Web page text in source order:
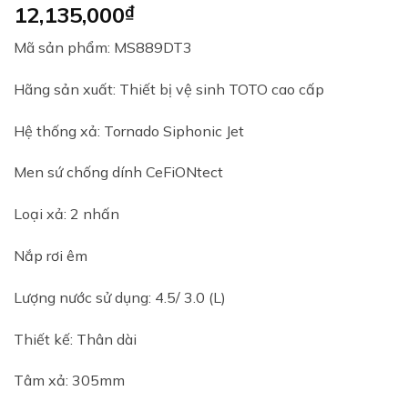
12,135,000₫
Mã sản phẩm: MS889DT3
Hãng sản xuất: Thiết bị vệ sinh TOTO cao cấp
Hệ thống xả: Tornado Siphonic Jet
Men sứ chống dính CeFiONtect
Loại xả: 2 nhấn
Nắp rơi êm
Lượng nước sử dụng: 4.5/ 3.0 (L)
Thiết kế: Thân dài
Tâm xả: 305mm